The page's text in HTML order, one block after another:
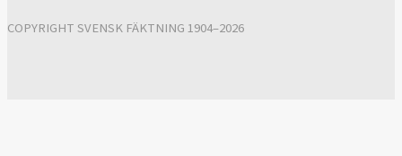
COPYRIGHT SVENSK FÄKTNING 1904–2026